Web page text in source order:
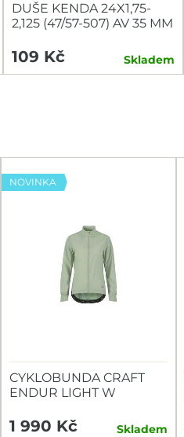
DUŠE KENDA 24X1,75-
2,125 (47/57-507) AV 35 MM
109 Kč Skladem
NOVINKA
CYKLOBUNDA CRAFT
ENDUR LIGHT W
1 990 Kč Skladem